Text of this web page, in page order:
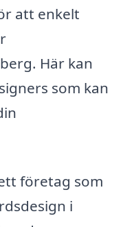
att enkelt
Här kan
som kan
företag som
i